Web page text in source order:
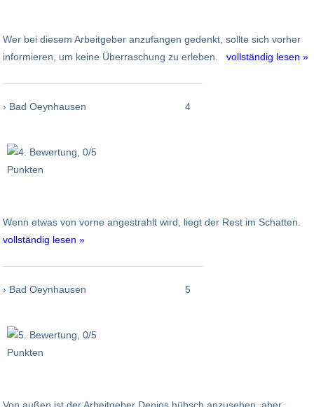
Wer bei diesem Arbeitgeber anzufangen gedenkt, sollte sich vorher
informieren, um keine Überraschung zu erleben. vollständig lesen »
› Bad Oeynhausen 4
Wenn etwas von vorne angestrahlt wird, liegt der Rest im Schatten.
vollständig lesen »
› Bad Oeynhausen 5